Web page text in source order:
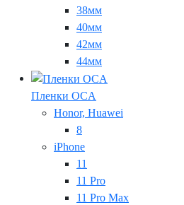
38мм
40мм
42мм
44мм
Пленки OCA
Honor, Huawei
8
iPhone
11
11 Pro
11 Pro Max